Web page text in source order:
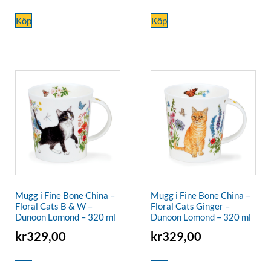
Köp Köp
Mugg i Fine Bone China –
Floral Cats B & W –
Dunoon Lomond – 320 ml
kr329,00
Mugg i Fine Bone China –
Floral Cats Ginger –
Dunoon Lomond – 320 ml
kr329,00